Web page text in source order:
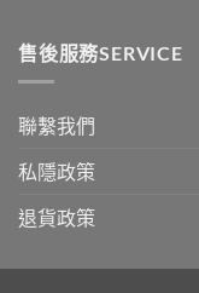
售後服務SERVICE
聯繫我們
私隱政策
退貨政策